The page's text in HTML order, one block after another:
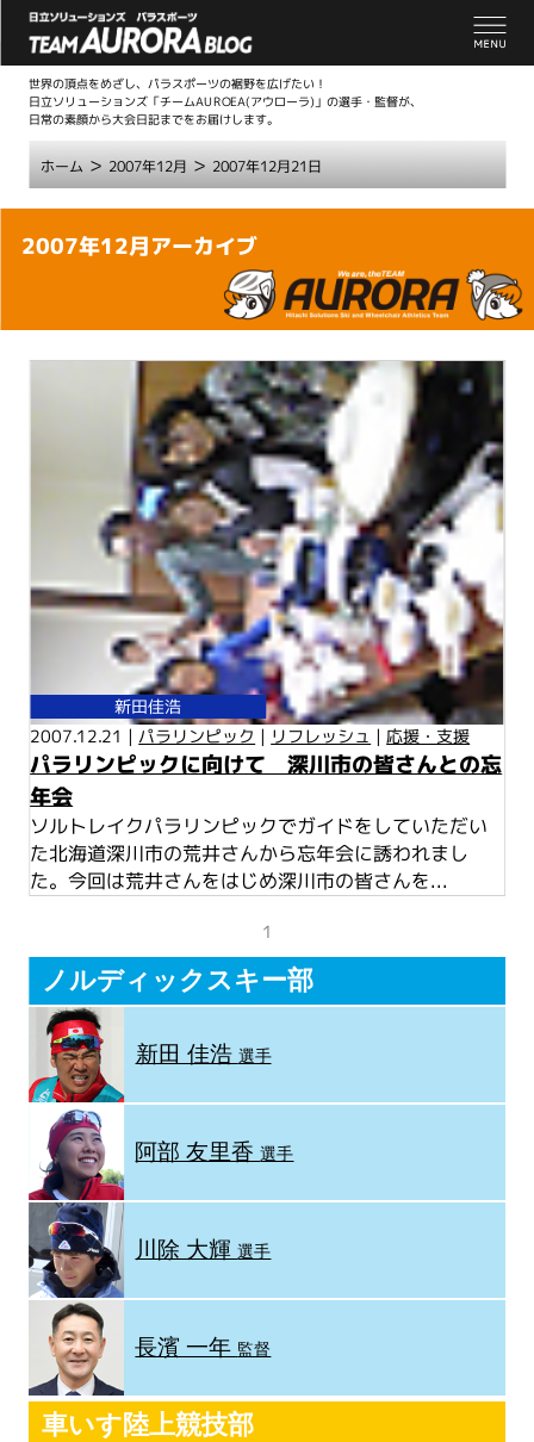
世界の頂点をめざし、パラスポーツの裾野を広げたい！
日立ソリューションズ「チームAUROEA(アウローラ)」の選手・監督が、
日常の素顔から大会日記までをお届けします。
ホーム > 2007年12月 > 2007年12月21日
本
2007年12月アーカイブ
新田佳浩
2007.12.21 | パラリンピック | リフレッシュ |応援・支援
パラリンピックに向けて 深川市の皆さんとの忘
年会
ソルトレイクパラリンピックでガイドをしていただい
た北海道深川市の荒井さんから忘年会に誘われまし
た。今回は荒井さんをはじめ深川市の皆さんを...
1
ノルディックスキー部
新田 佳浩 選手
阿部 友里香選手
川除 大輝選手
長濱 一年 監督
車いす陸上競技部